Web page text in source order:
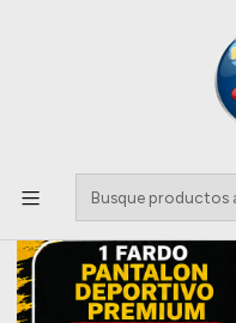
Llegaste a tu
Remate Fardos Ropa